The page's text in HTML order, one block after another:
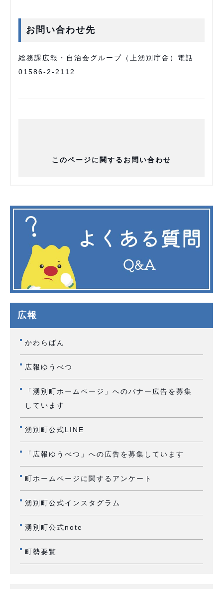
お問い合わせ先
総務課広報・自治会グループ（上湧別庁舎）電話
01586-2-2112
このページに関するお問い合わせ
広報
かわらばん
広報ゆうべつ
「湧別町ホームページ」へのバナー広告を募集
しています
湧別町公式LINE
「広報ゆうべつ」への広告を募集しています
町ホームページに関するアンケート
湧別町公式インスタグラム
湧別町公式note
町勢要覧